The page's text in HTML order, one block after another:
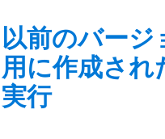
以前のバー
用に作成され
実行